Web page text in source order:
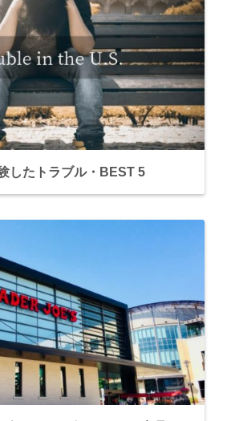
したトラブル・BEST 5